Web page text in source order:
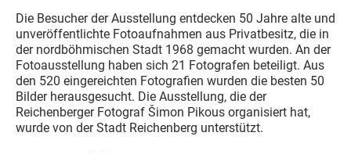
Die Besucher der Ausstellung entdecken 50 Jahre alte und
unveröffentlichte Fotoaufnahmen aus Privatbesitz, die in
der nordböhmischen Stadt 1968 gemacht wurden. An der
Fotoausstellung haben sich 21 Fotografen beteiligt. Aus
den 520 eingereichten Fotografien wurden die besten 50
Bilder herausgesucht. Die Ausstellung, die der
Reichenberger Fotograf Šimon Pikous organisiert hat,
wurde von der Stadt Reichenberg unterstützt.